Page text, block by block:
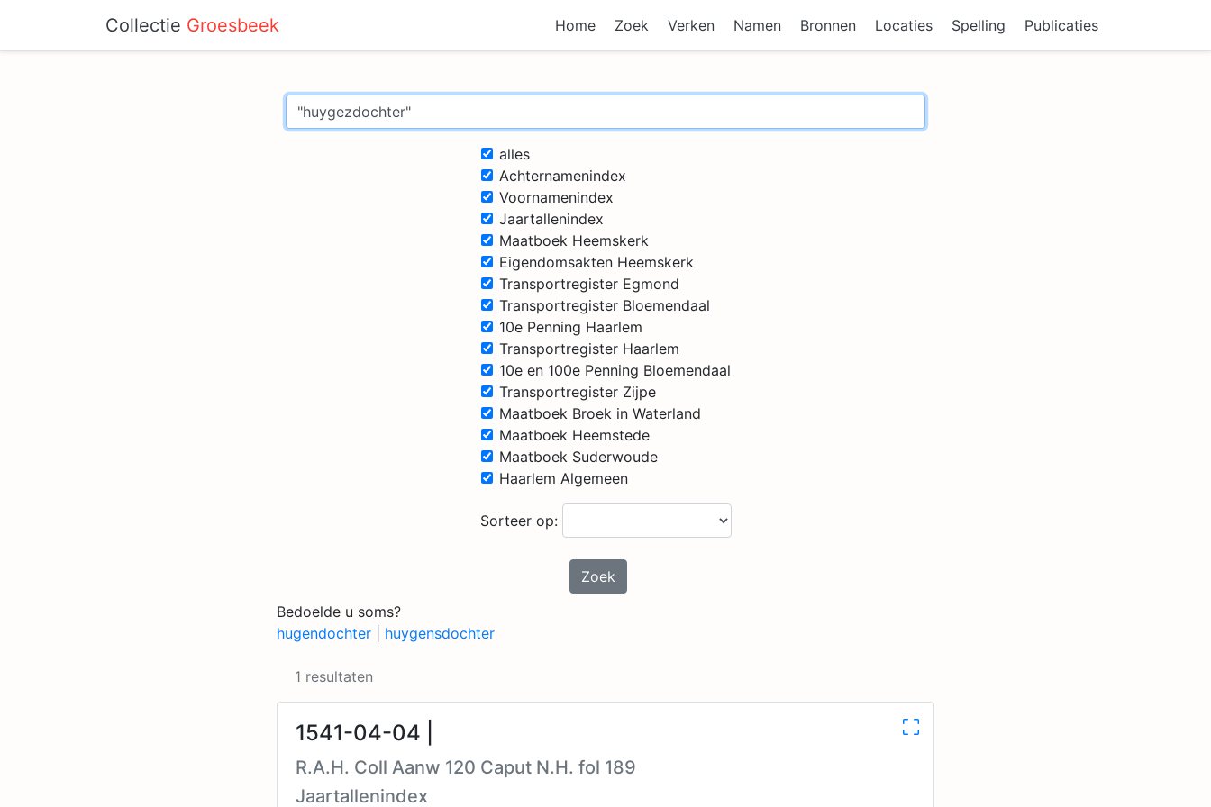
Collectie Groesbeek Home Zoek Verken Namen Bronnen Locaties Spelling Publicaties
alles
Achternamenindex
Voornamenindex
Jaartallenindex
Maatboek Heemskerk
Eigendomsakten Heemskerk
Transportregister Egmond
Transportregister Bloemendaal
10e Penning Haarlem
Transportregister Haarlem
10e en 100e Penning Bloemendaal
Transportregister Zijpe
Maatboek Broek in Waterland
Maatboek Heemstede
Maatboek Suderwoude
Haarlem Algemeen
Sorteer op:
Zoek
Bedoelde u soms?
hugendochter
huygensdochter
1 resultaten
1541-04-04 |
R.A.H. Coll Aanw 120 Caput N.H. fol 189
Jaartallenindex